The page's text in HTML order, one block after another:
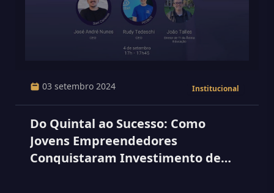
03 setembro 2024 Institucional
Do Quintal ao Sucesso: Como
Jovens Empreendedores
Conquistaram Investimento de